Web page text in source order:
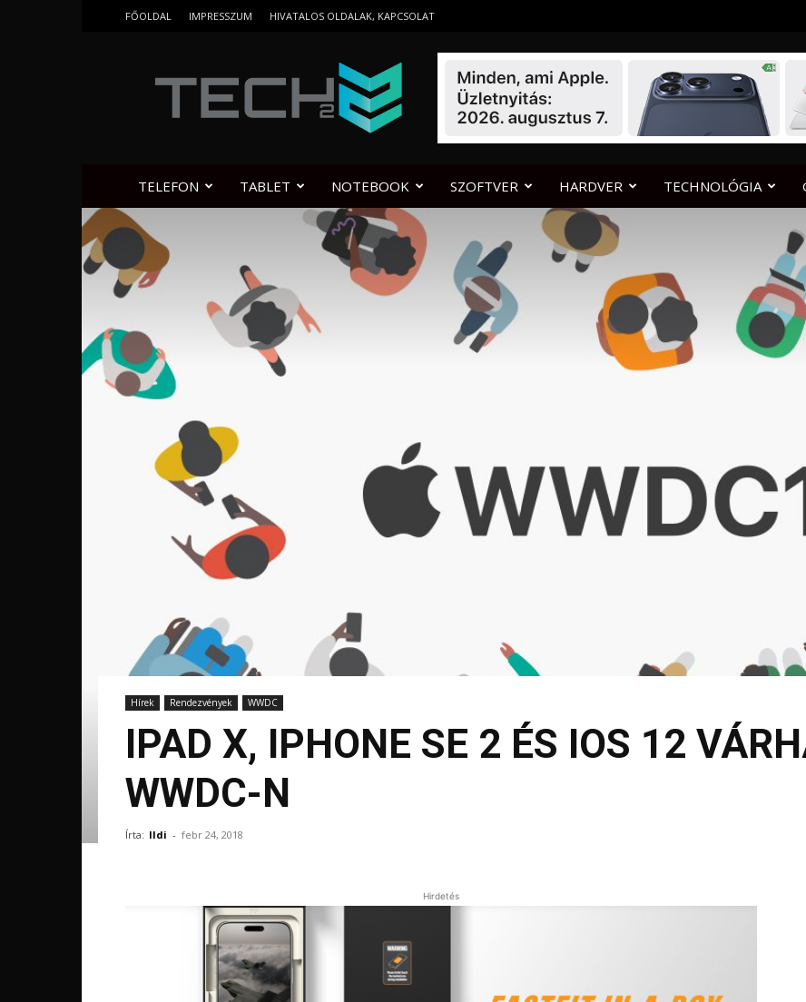
FŐOLDAL IMPRESSZUM HIVATALOS OLDALAK, KAPCSOLAT
TELEFON TABLET NOTEBOOK SZOFTVER HARDVER TECHNOLÓGIA
Hírek Rendezvények WWDC
IPAD X, IPHONE SE 2 ÉS IOS 12
WWDC-N
Írta: Ildi - febr 24, 2018
Hirdetés